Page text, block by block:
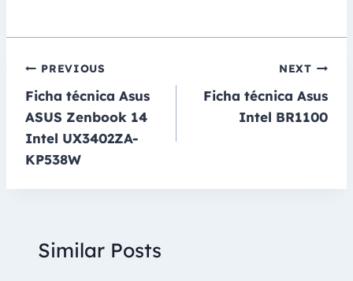
Navegación
de
entradas
PREVIOUS
Ficha técnica Asus
ASUS Zenbook 14
Intel UX3402ZA-
KP538W
NEXT
Ficha técnica Asus
Intel BR1100
Similar Posts